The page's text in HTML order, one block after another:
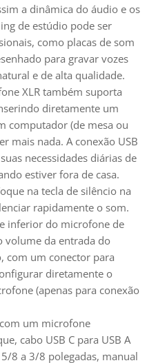
a dinâmica do áudio e os
de estúdio pode ser
como placas de som
para gravar vozes
e de alta qualidade.
XLR também suporta
diretamente um
computador (de mesa ou
mais nada. A conexão USB
necessidades diárias de
estiver fora de casa.
na tecla de silêncio na
rapidamente o som.
inferior do microfone de
volume da entrada do
com um conector para
diretamente o
(apenas para conexão
um microfone
cabo USB C para USB A
8 a 3/8 polegadas, manual